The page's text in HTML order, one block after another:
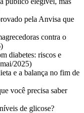
pela Anvisa que
contra o
diabetes: riscos e
2025)
e a balança no fim de
você precisa saber
de glicose?